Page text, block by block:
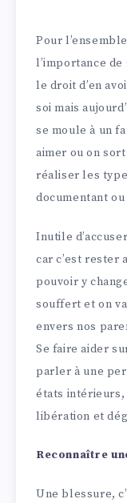
Pour
l’importance
le droit d’en
soi mais
se moule à un
aimer ou on
réaliser les
documentant
Inutile
car c’est rester
pouvoir y
souffert et on
envers nos
Se faire aider
parler à une
états intérieurs,
libération et
Reconnaître
Une blessure,